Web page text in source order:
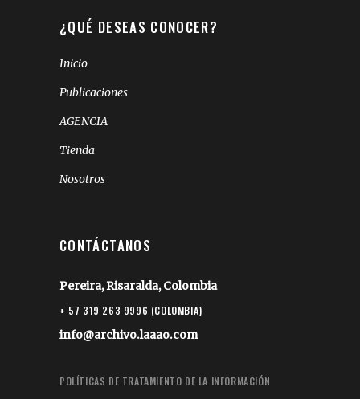
¿QUÉ DESEAS CONOCER?
Inicio
Publicaciones
AGENCIA
Tienda
Nosotros
CONTÁCTANOS
Pereira, Risaralda, Colombia
+ 57 319 263 9996 (COLOMBIA)
info@archivo.laaao.com
POLÍTICAS DE TRATAMIENTO DE LA INFORMACIÓN